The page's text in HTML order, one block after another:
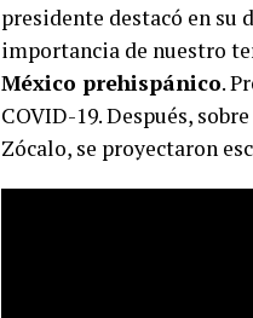
presidente destacó en su
importancia de nuestro
México prehispánico.
COVID-19. Después,
Zócalo, se proyectaron